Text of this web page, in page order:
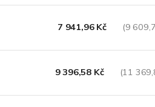
7 941,96 Kč (9
9 396,58 Kč (11